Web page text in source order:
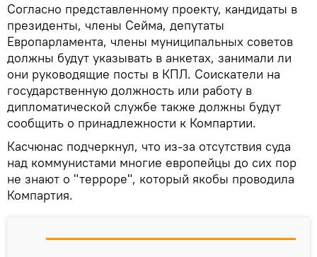
Согласно представленному проекту, кандидаты в
президенты, члены Сейма, депутаты
Европарламента, члены муниципальных советов
должны будут указывать в анкетах, занимали ли
они руководящие посты в КПЛ. Соискатели на
государственную должность или работу в
дипломатической службе также должны будут
сообщить о принадлежности к Компартии.
Касчюнас подчеркнул, что из-за отсутствия суда
над коммунистами многие европейцы до сих пор
не знают о "терроре", который якобы проводила
Компартия.